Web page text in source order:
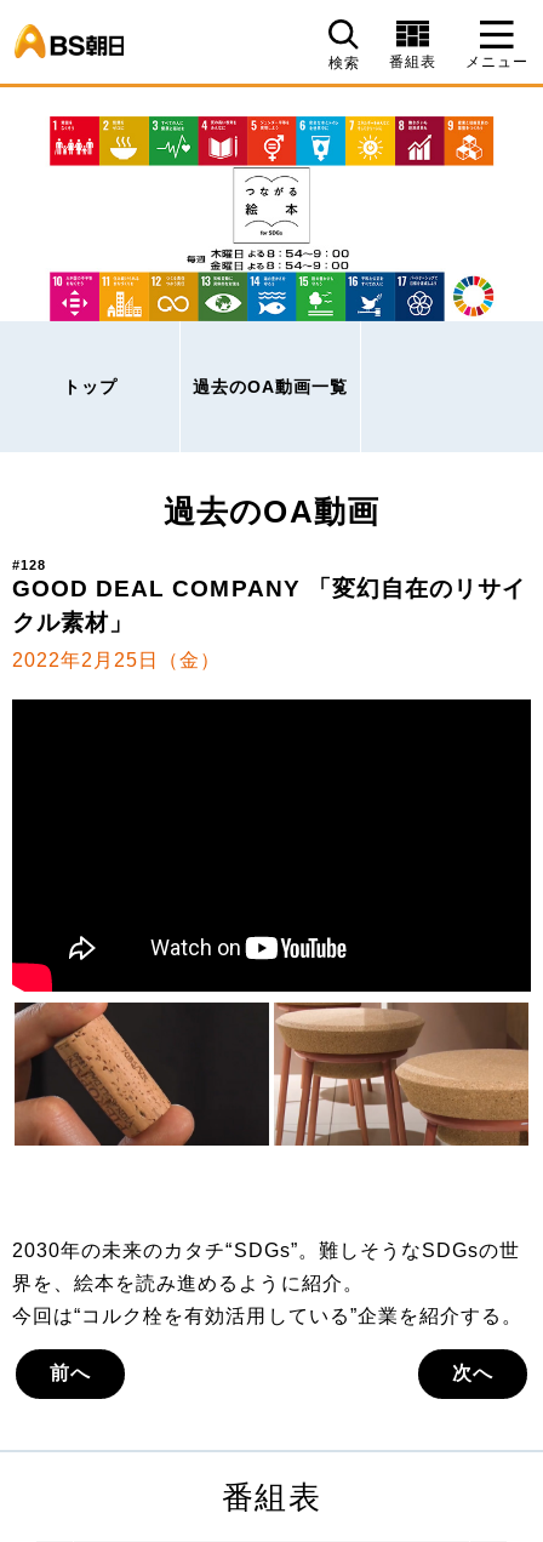
検索 番組表 メニュー
トップ 過去のOA動画一覧
過去のOA動画
#128
GOOD DEAL COMPANY 「変幻自在のリサイ
クル素材」
2022年2月25日（金）
2030年の未来のカタチ“SDGs”。難しそうなSDGsの世
界を、絵本を読み進めるように紹介。
今回は“コルク栓を有効活用している”企業を紹介する。
前へ 次へ
番組表